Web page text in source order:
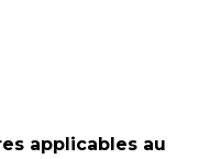
applicables au